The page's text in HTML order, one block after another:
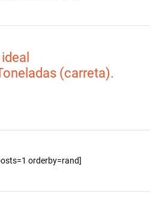
(carreta).
orderby=rand]